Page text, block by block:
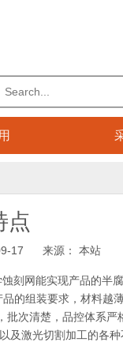
点
17 来源： 本站
刻网能实现产品的半
的组装要求，材料越
清楚，品控体系严
激光切割加工的各